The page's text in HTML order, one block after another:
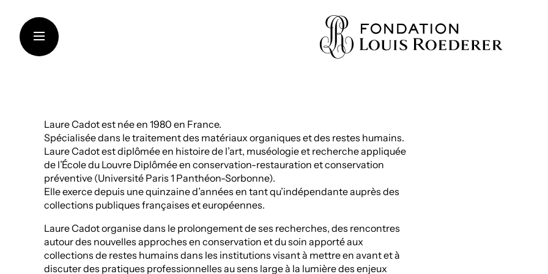
contenu
LA FONDATION
SOUTIEN AUX INSTITUTIONS
CRÉATION CONTEMPORAINE
TRANSMISSION DES CONNAISSANCES
ART DANS LES VIGNOBLES
ARTISTES ET CHERCHEURS
Laure Cadot est née en 1980 en France.
Spécialisée dans le traitement des matériaux organiques et des restes humains.
Laure Cadot est diplômée en histoire de l’art, muséologie et recherche appliquée
de l’École du Louvre Diplômée en conservation-restauration et conservation
préventive (Université Paris 1 Panthéon-Sorbonne).
Elle exerce depuis une quinzaine d’années en tant qu’indépendante auprès des
collections publiques françaises et européennes.
Laure Cadot organise dans le prolongement de ses recherches, des rencontres
autour des nouvelles approches en conservation et du soin apporté aux
collections de restes humains dans les institutions visant à mettre en avant et à
discuter des pratiques professionnelles au sens large à la lumière des enjeux